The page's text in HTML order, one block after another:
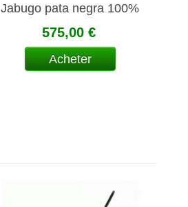
Jabugo pata negra 100%
Iberique tranché 100 gr
575,00 €
Acheter